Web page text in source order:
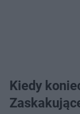
Kiedy